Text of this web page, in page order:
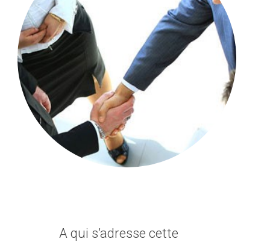
A qui s’adresse cette